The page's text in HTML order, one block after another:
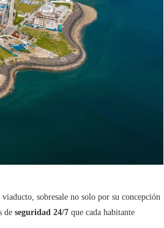
sobresale no solo por su concepción
de seguridad 24/7 que cada habitante